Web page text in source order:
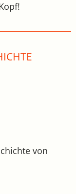
von